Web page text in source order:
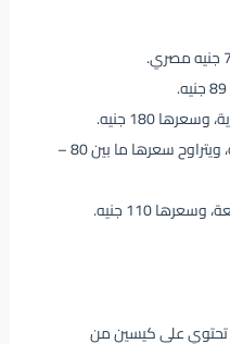
180 جنيه.
شرائح شمعية فيت 12 قطعة، ويتراوح سعرها ما بين 80 –
تحتوي على كيسين من